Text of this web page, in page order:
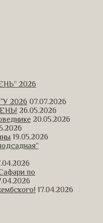
2026
2026 07.07.2026
26.05.2026
20.05.2026
19.05.2026
по
17.04.2026